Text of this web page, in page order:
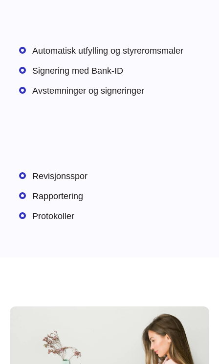
Automatisk utfylling og styreromsmaler
Signering med Bank-ID
Avstemninger og signeringer
Revisjonsspor
Rapportering
Protokoller